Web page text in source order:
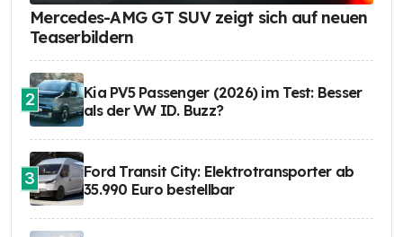
Mercedes-AMG GT SUV zeigt sich auf neuen
Teaserbildern
2
Kia PV5 Passenger (2026) im Test: Besser
als der VW ID. Buzz?
3
Ford Transit City: Elektrotransporter ab
35.990 Euro bestellbar